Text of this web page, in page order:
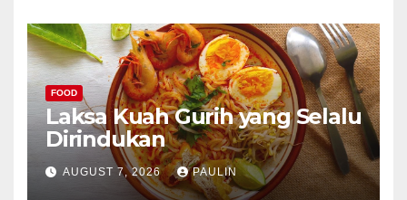
FOOD
Laksa Kuah Gurih yang Selalu
Dirindukan
AUGUST 7, 2026 PAULIN